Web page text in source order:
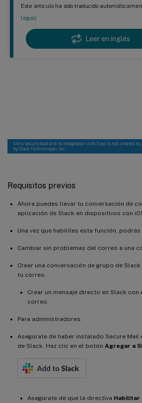
Este artículo ha sido traducido
legal)
Leer en inglés
Requisitos previos
Ahora puedes llevar tu conversación de
aplicación de Slack en dispositivos con
Una vez que habilites esta función,
Cambiar sin problemas del correo a una
Crear una conversación de grupo de
tu correo.
Crear un mensaje directo en Slack
correo.
Para administradores:
Asegúrate de haber instalado Secure
de Slack. Haz clic en el botón Agregar a
Asegúrate de que la directiva Habilitar